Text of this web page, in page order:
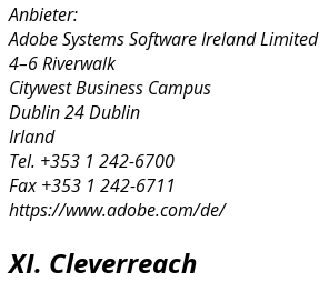
Anbieter:
Adobe Systems Software Ireland Limited
4–6 Riverwalk
Citywest Business Campus
Dublin 24 Dublin
Irland
Tel. +353 1 242-6700
Fax +353 1 242-6711
https://www.adobe.com/de/
XI. Cleverreach